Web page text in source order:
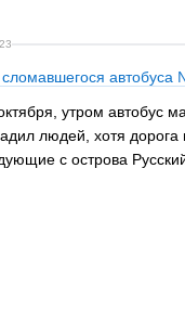
утром автобус
людей, хотя
с острова